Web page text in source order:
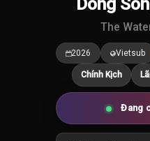
The
2026 Vietsub
Chính Kịch
Đang